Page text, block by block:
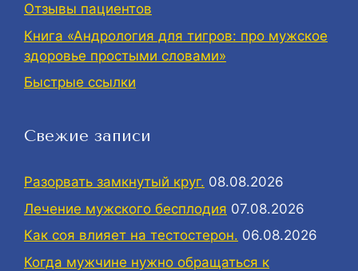
Отзывы пациентов
Книга «Андрология для тигров: про мужское
здоровье простыми словами»
Быстрые ссылки
Свежие записи
Разорвать замкнутый круг. 08.08.2026
Лечение мужского бесплодия 07.08.2026
Как соя влияет на тестостерон. 06.08.2026
Когда мужчине нужно обращаться к